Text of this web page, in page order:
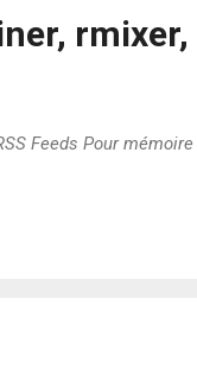
rmixer,
Feeds Pour